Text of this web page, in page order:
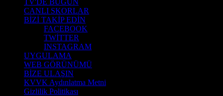
TV'DE BUGÜN
CANLI SKORLAR
BİZİ TAKİP EDİN
FACEBOOK
TWİTTER
INSTAGRAM
UYGULAMA
WEB GÖRÜNÜMÜ
BİZE ULAŞIN
KVVK Aydınlatma Metni
Gizlilik Politikası